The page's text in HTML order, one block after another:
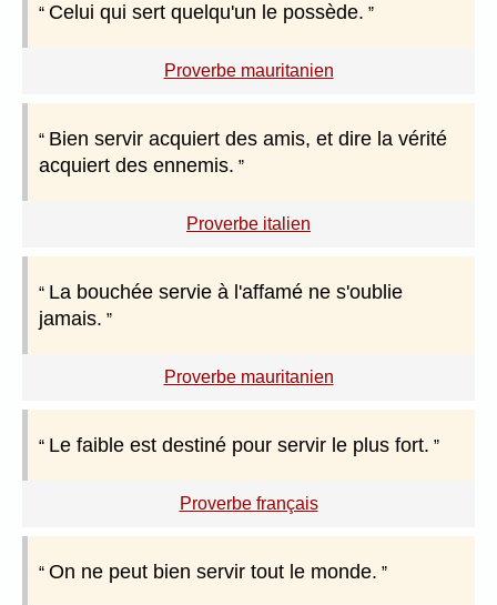
Celui qui sert quelqu'un le possède.
Proverbe mauritanien
Bien servir acquiert des amis, et dire la vérité
acquiert des ennemis.
Proverbe italien
La bouchée servie à l'affamé ne s'oublie
jamais.
Proverbe mauritanien
Le faible est destiné pour servir le plus fort.
Proverbe français
On ne peut bien servir tout le monde.